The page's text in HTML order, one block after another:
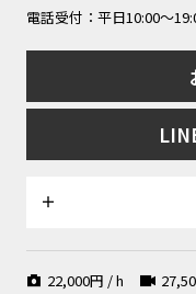
の入り口としての撮影も
リン
電話受付：平日10:00〜
22,000円 / h